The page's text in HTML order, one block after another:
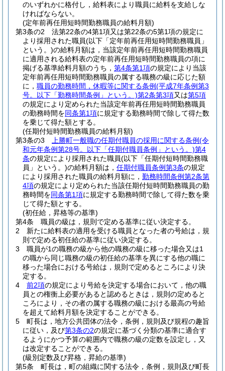
のいずれかに格付し，給料表により職員に給料を支給しな
ければならない。
(定年前再任用短時間勤務職員の給料月額)
第3条の2
法第22条の4第1項又は第22条の5第1項の規定に
より採用された職員(以下「定年前再任用短時間勤務職員」
という。)の給料月額は，当該定年前再任用短時間勤務職員
に適用される給料表の定年前再任用短時間勤務職員の項に
掲げる基準給料月額のうち， 第4条第1項の規定により当該
定年前再任用短時間勤務職員の属する職務の級に応じた額
に， 職員の勤務時間，休暇等に関する条例(平成7年条例第3
号。以下「勤務時間条例」という。)第2条第3項又は第5項
の規定により定められた当該定年前再任用短時間勤務職員
の勤務時間を同条第1項に規定する勤務時間で除して得た数
を乗じて得た額とする。
(任期付短時間勤務職員の給料月額)
第3条の3
上勝町一般職の任期付職員の採用に関する条例(令
和元年条例第28号。以下「任期付職員条例」という。)第4
条の規定により採用された職員(以下「任期付短時間勤務職
員」という。)の給料月額は， 任期付職員条例第3条の規定
により採用された職員の給料月額に， 勤務時間条例第2条第
4項の規定により定められた当該任期付短時間勤務職員の勤
務時間を同条第1項に規定する勤務時間で除して得た数を乗
じて得た額とする。
(初任給，昇格等の基準)
第4条
職員の級は，規則で定める基準に従い決定する。
2
新たに給料表の適用を受ける職員となった者の号給は，規
則で定める初任給の基準に従い決定する。
3
職員が1の職務の級から他の職務の級に移った場合又は1
の職から同じ職務の級の初任給の基準を異にする他の職に
移った場合における号給は，規則で定めるところにより決
定する。
4
前2項の規定により号給を決定する場合において，他の職
員との権衡上必要があると認めるときは，規則の定めると
ころにより，その者の属する職務の級における最高の号給
を超えて給料月額を決定することができる。
5
町長は，地方公共団体の法令，条例，規則及び規程の趣旨
に従い，及び第3条の2の規定に基づく分類の基準に適合す
るようにかつ予算の範囲内で職務の級の定数を設定し，又
は改定することができる。
(級別定数及び昇格，昇給の基準)
第5条
町長は，町の組織に関する法令，条例，規則及び町長